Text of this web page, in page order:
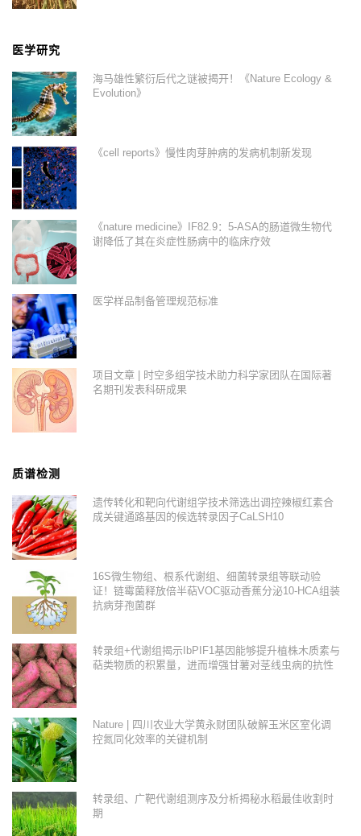
医学研究
海马雄性繁衍后代之谜被揭开！《Nature Ecology &
Evolution》
《cell reports》慢性肉芽肿病的发病机制新发现
《nature medicine》IF82.9：5-ASA的肠道微生物代
谢降低了其在炎症性肠病中的临床疗效
医学样品制备管理规范标准
项目文章 | 时空多组学技术助力科学家团队在国际著
名期刊发表科研成果
质谱检测
遗传转化和靶向代谢组学技术筛选出调控辣椒红素合
成关键通路基因的候选转录因子CaLSH10
16S微生物组、根系代谢组、细菌转录组等联动验
证！链霉菌释放倍半萜VOC驱动香蕉分泌10-HCA组装
抗病芽孢菌群
转录组+代谢组揭示IbPIF1基因能够提升植株木质素与
萜类物质的积累量，进而增强甘薯对茎线虫病的抗性
Nature | 四川农业大学黄永财团队破解玉米区室化调
控氮同化效率的关键机制
转录组、广靶代谢组测序及分析揭秘水稻最佳收割时
期